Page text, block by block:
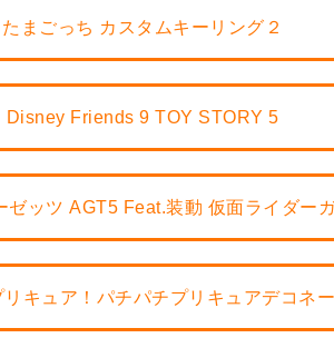
たまごっち カスタムキーリング２
Disney Friends 9 TOY STORY 5
ゼッツ AGT5 Feat.装動 仮面ライダー
キュア！パチパチプリキュアデコネ